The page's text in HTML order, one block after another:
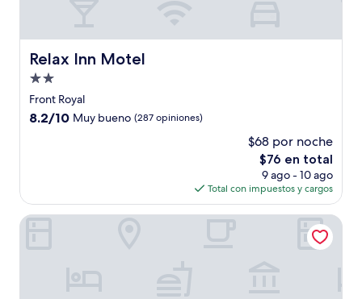
Relax Inn Motel
Relax Inn Motel
Propiedad
de
2.0
Front Royal
8.2
opiniones)
8.2/10 Muy bueno (287 opiniones)
$68 por noche
El
precio
actual
es
de
$76 en total
9 ago - 10 ago
Total con impuestos y cargos
Twi-Lite Inn